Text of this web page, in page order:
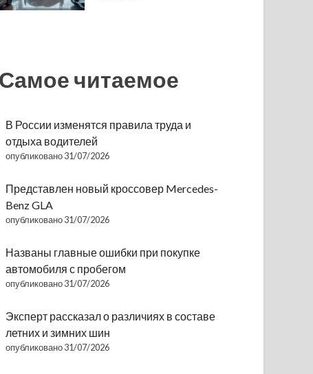
Самое читаемое
В России изменятся правила труда и
отдыха водителей
опубликовано 31/07/2026
Представлен новый кроссовер Mercedes-
Benz GLA
опубликовано 31/07/2026
Названы главные ошибки при покупке
автомобиля с пробегом
опубликовано 31/07/2026
Эксперт рассказал о различиях в составе
летних и зимних шин
опубликовано 31/07/2026